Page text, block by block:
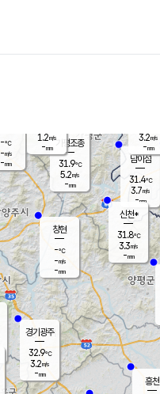
남이섬
31.4℃
3.7m/s
-mm
경기광주
32.9℃
3.2m/s
-mm
3.2m/s
-mm
가평조종
31.9℃
5.2m/s
-mm
-℃
-m/s
-mm
신천*
31.8℃
3.3m/s
-mm
창현
-℃
-m/s
-mm
1.2m/s
-mm
흥천